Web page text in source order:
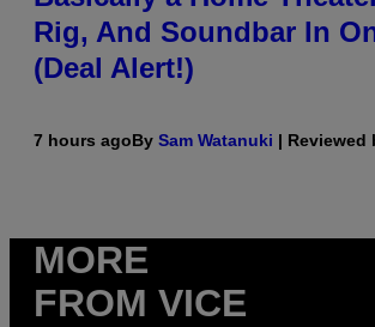
Rig, And Soundbar In
(Deal Alert!)
7 hours agoBy Sam Watanuki | Reviewed
MORE
FROM VICE